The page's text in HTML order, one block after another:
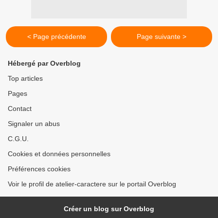
< Page précédente Page suivante >
Hébergé par Overblog
Top articles
Pages
Contact
Signaler un abus
C.G.U.
Cookies et données personnelles
Préférences cookies
Voir le profil de atelier-caractere sur le portail Overblog
Créer un blog sur Overblog